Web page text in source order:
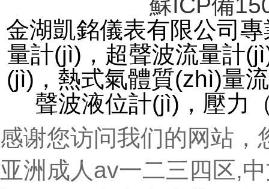
金湖凱銘儀表有限公司
量計(jì)，超聲波流量
(jì)，熱式氣體質(zhì)量流
聲波液位計(jì)，壓力
感谢您访问我们的网站，
亚洲成人av一二三四区,